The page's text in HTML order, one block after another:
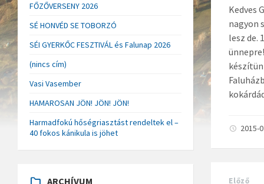
Kedves
nagyon
lesz de.
2015-
Előző
FŐZŐVERSENY 2026
SÉ HONVÉD SE TOBORZÓ
SÉI GYERKŐC FESZTIVÁL és Falunap 2026
(nincs cím)
Vasi Vasember
HAMAROSAN JÖN! JÖN! JÖN!
Harmadfokú hőségriasztást rendeltek el –
40 fokos kánikula is jöhet
ARCHÍVUM